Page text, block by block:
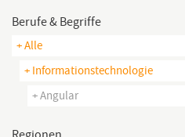
Berufe & Begriffe
+ Alle
+ Informationstechnologie
+ Angular